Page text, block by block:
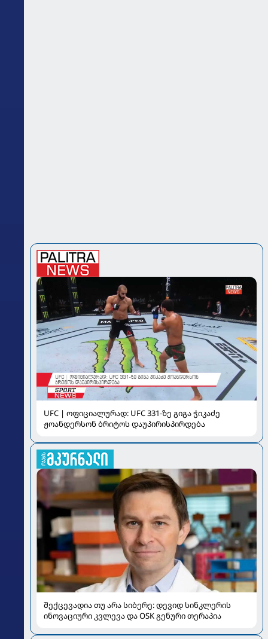
UFC | ოფიციალურად: UFC 331-ზე გიგა ჭიკაძე
ჟოანდერსონ ბრიტოს დაუპირისპირდება
შექცევადია თუ არა სიბერე: დევიდ სინკლერის
ინოვაციური კვლევა და OSK გენური თერაპია